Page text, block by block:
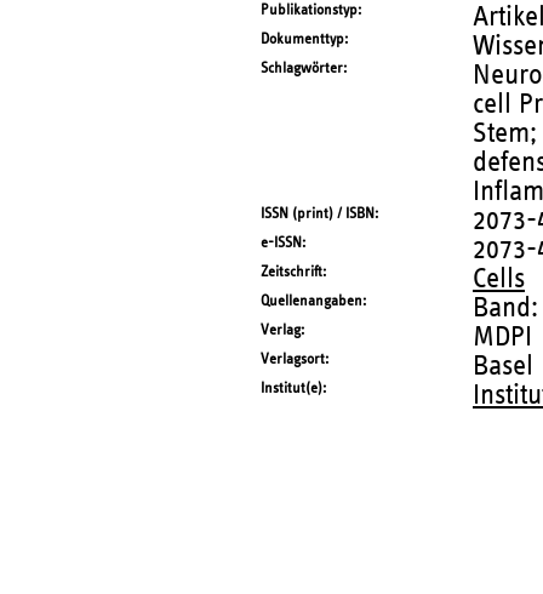
Publikationstyp
Dokumenttyp
Schlagwörter
cell
ISSN (print) / ISBN 2073-
e-ISSN 2073-
Zeitschrift Cells
Quellenangaben
Verlag MDPI
Verlagsort Basel
Institut(e)